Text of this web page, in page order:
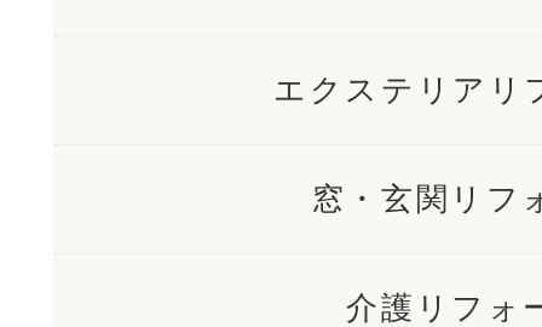
エクステリアリ
窓・玄関リフ
介護リフォ